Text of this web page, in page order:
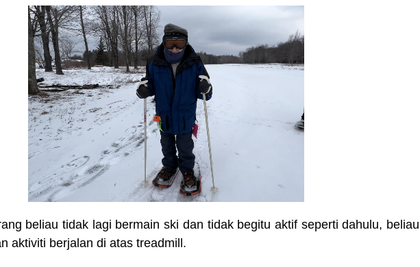
beliau tidak lagi bermain ski dan tidak begitu aktif seperti dahulu, beliau
aktiviti berjalan di atas treadmill.